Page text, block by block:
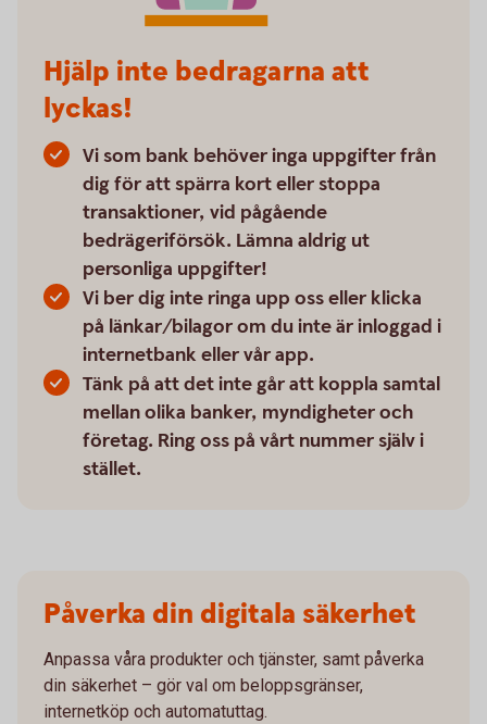
Hjälp inte bedragarna att
lyckas!
Vi som bank behöver inga uppgifter från
dig för att spärra kort eller stoppa
transaktioner, vid pågående
bedrägeriförsök. Lämna aldrig ut
personliga uppgifter!
Vi ber dig inte ringa upp oss eller klicka
på länkar/bilagor om du inte är inloggad i
internetbank eller vår app.
Tänk på att det inte går att koppla samtal
mellan olika banker, myndigheter och
företag. Ring oss på vårt nummer själv i
stället.
Påverka din digitala säkerhet
Anpassa våra produkter och tjänster, samt påverka
din säkerhet – gör val om beloppsgränser,
internetköp och automatuttag.